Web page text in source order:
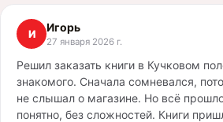
И Игорь
27 января 2026 г.
Решил заказать книги в Кучковом
знакомого. Сначала сомневался,
не слышал о магазине. Но всё
понятно, без сложностей. Книги